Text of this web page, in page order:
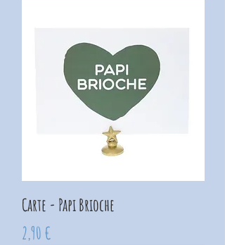
Carte - Papi Brioche
Prix
2,90 €